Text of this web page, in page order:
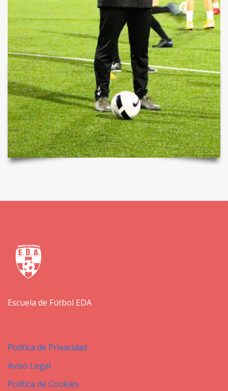
Escuela de Fútbol EDA
Política de Privacidad
Aviso Legal
Política de Cookies